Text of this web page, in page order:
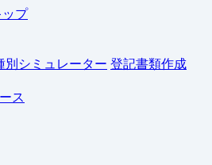
ップ
別シミュレーター 登記書類作成
ス